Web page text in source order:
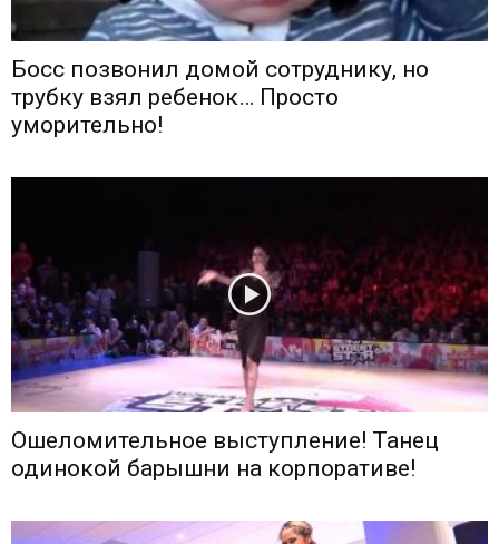
Босс позвонил домой сотруднику, но
трубку взял ребенок… Просто
уморительно!
Ошеломительное выступление! Танец
одинокой барышни на корпоративе!